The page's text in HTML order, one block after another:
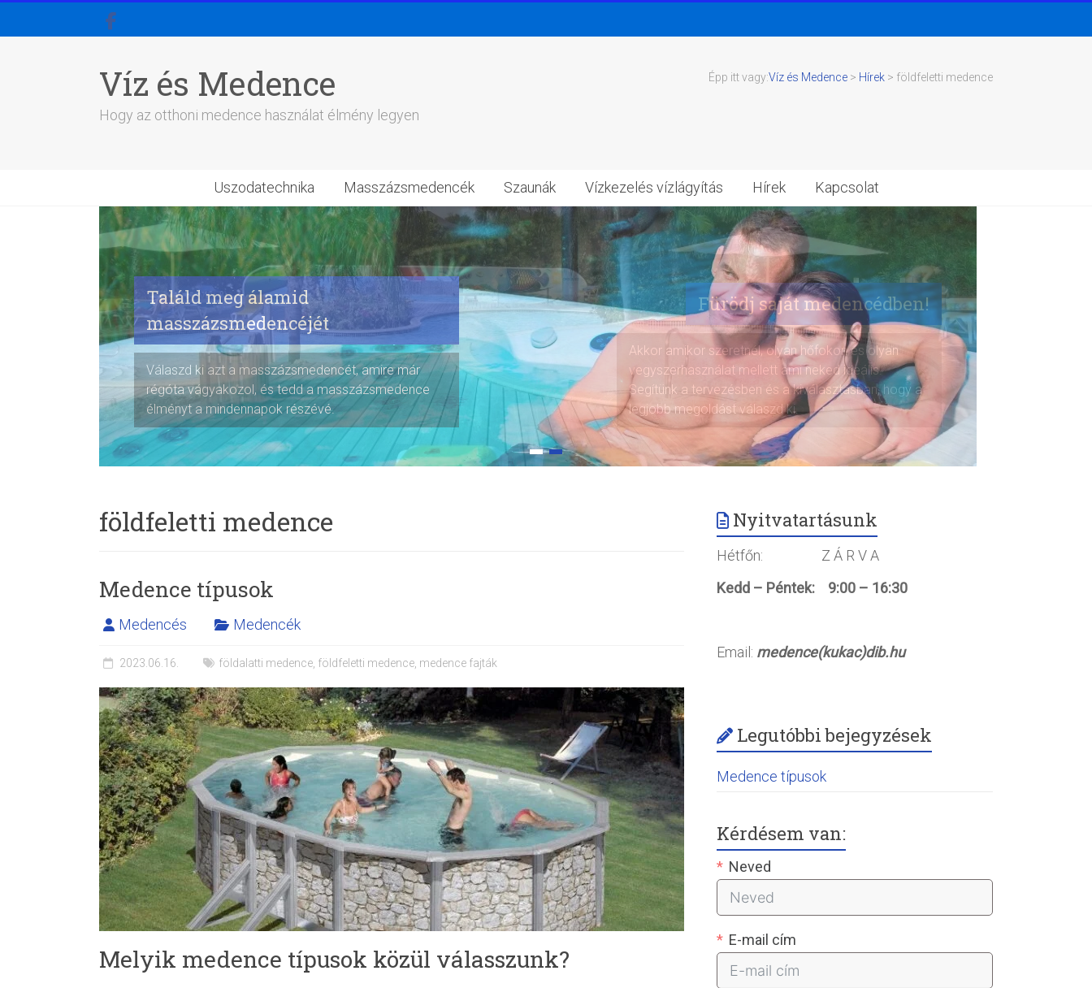
content
Víz és Medence
Hogy az otthoni medence használat élmény legyen
Épp itt vagy:Víz és Medence > Hírek > földfeletti medence
Uszodatechnika Masszázsmedencék Szaunák Vízkezelés vízlágyítás Hírek Kapcsolat
Találd meg álamid
masszázsmedencéjét
Válaszd ki azt a masszázsmedencét, amire már
régóta vágyakozol, és tedd a masszázsmedence
élményt a mindennapok részévé.
földfeletti medence
Medence típusok
Medencés Medencék
2023.06.16. földalatti medence földfeletti medence medence fajták
Melyik medence típusok közül válasszunk?
Nyitvatartásunk
Hétfőn: Z Á R V A
Kedd – Péntek: 9:00 – 16:30
Email: medence(kukac)dib.hu
Legutóbbi bejegyzések
Medence típusok
Kérdésem van:
Neved
E-mail cím